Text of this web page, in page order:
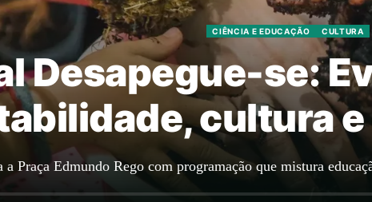
CIÊNCIA E EDUCAÇÃO CULTURA
Desapegue-se:
cultura
a Praça Edmundo Rego com programação que mistura